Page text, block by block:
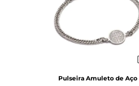
Pulseira Amuleto de Aço